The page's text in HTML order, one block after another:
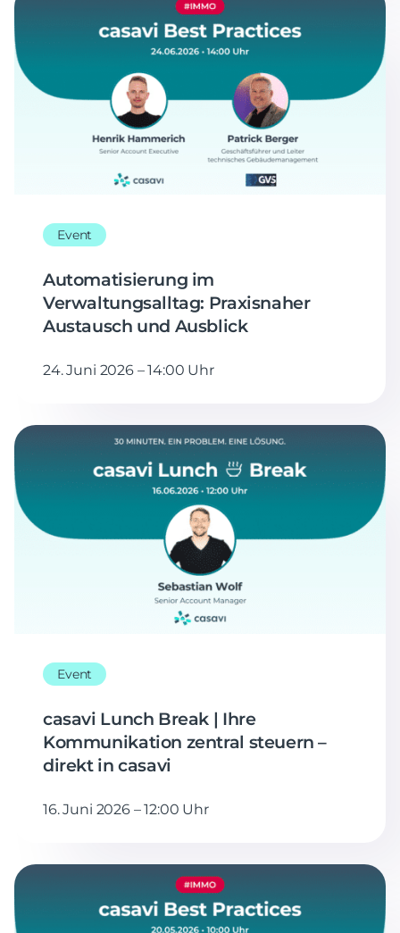
Event
Automatisierung im
Verwaltungsalltag: Praxisnaher
Austausch und Ausblick
24. Juni 2026 – 14:00 Uhr
Event
casavi Lunch Break | Ihre
Kommunikation zentral steuern –
direkt in casavi
16. Juni 2026 – 12:00 Uhr